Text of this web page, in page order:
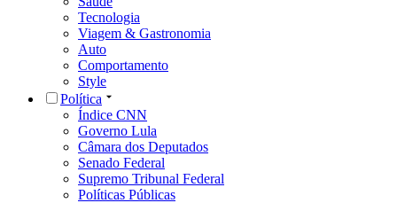
Tecnologia
Viagem & Gastronomia
Auto
Comportamento
Style
Política
Índice CNN
Governo Lula
Câmara dos Deputados
Senado Federal
Supremo Tribunal Federal
Políticas Públicas